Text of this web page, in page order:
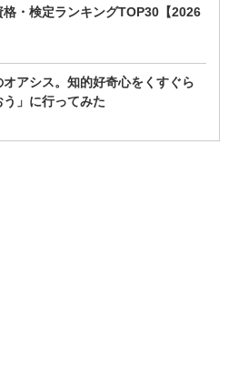
・検定ランキングTOP30【2026
アシス。知的好奇心をくすぐら
」に行ってみた